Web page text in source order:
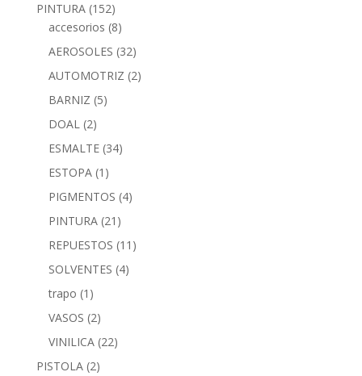
PINTURA (152)
accesorios (8)
AEROSOLES (32)
AUTOMOTRIZ (2)
BARNIZ (5)
DOAL (2)
ESMALTE (34)
ESTOPA (1)
PIGMENTOS (4)
PINTURA (21)
REPUESTOS (11)
SOLVENTES (4)
trapo (1)
VASOS (2)
VINILICA (22)
PISTOLA (2)